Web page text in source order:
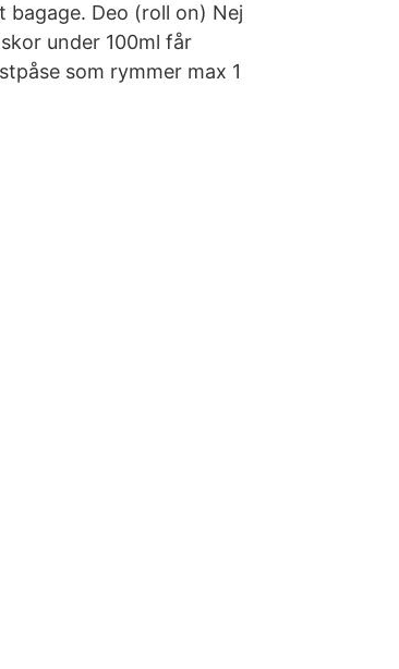
bagage. Deo (roll on) Nej
under 100ml får
som rymmer max 1